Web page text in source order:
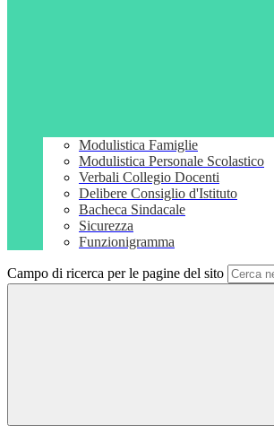
Modulistica Famiglie
Modulistica Personale Scolastico
Verbali Collegio Docenti
Delibere Consiglio d'Istituto
Bacheca Sindacale
Sicurezza
Funzionigramma
Campo di ricerca per le pagine del sito